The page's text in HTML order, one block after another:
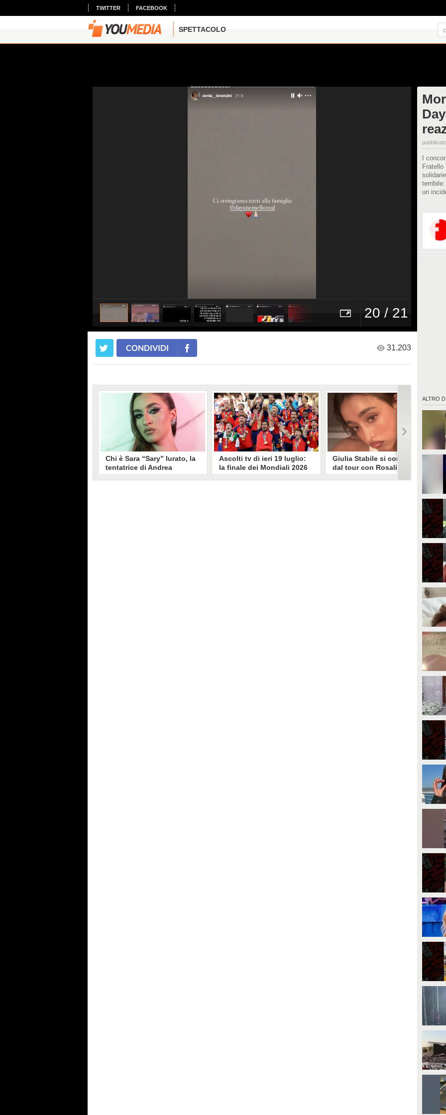
TWITTER FACEBOOK
SPETTACOLO
20 / 21
I
un
ALTRO DI
CONDIVIDI 31.203
Chi è Sara “Sary” Iurato, la
tentatrice di Andrea
Petraroli a Temptation
Ascolti tv di ieri 19 luglio:
la finale dei Mondiali 2026
Spagna-Argentina
Giulia Stabile si confessa
dal tour con Rosalia: "Non
sono stata bene, costretta
ballo di Rosalia, Giulia Stabile si è
lasciata andare a una confessione